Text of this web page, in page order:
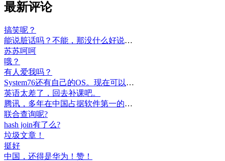
最新评论
搞笑呢？
能说脏话吗？不能，那没什么好说的了！
苏苏呵呵
哦？
有人爱我吗？
System76还有自己的OS。现在可以递送到很多地区了。
英语太差了，回去补课吧。
腾讯，多年在中国占据软件第一的位置，可惜，除了QQ、微信外，什么都没有做出来。
联合查询呢?
hash join有了么?
垃圾文章！
挺好
中国，还得是华为！赞！